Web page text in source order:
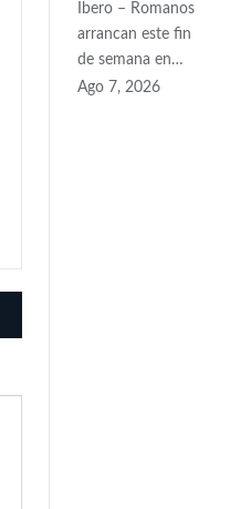
Íbero – Romanos
arrancan este fin
de semana en…
Ago 7, 2026